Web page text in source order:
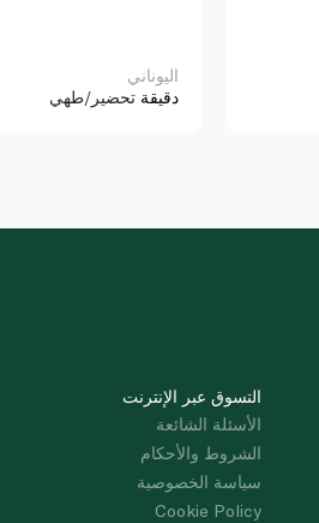
اليوناني
دقيقة تحضير/طهي
التسوق عبر الإنترنت
الأسئلة الشائعة
الشروط والأحكام
سياسة الخصوصية
Cookie Policy